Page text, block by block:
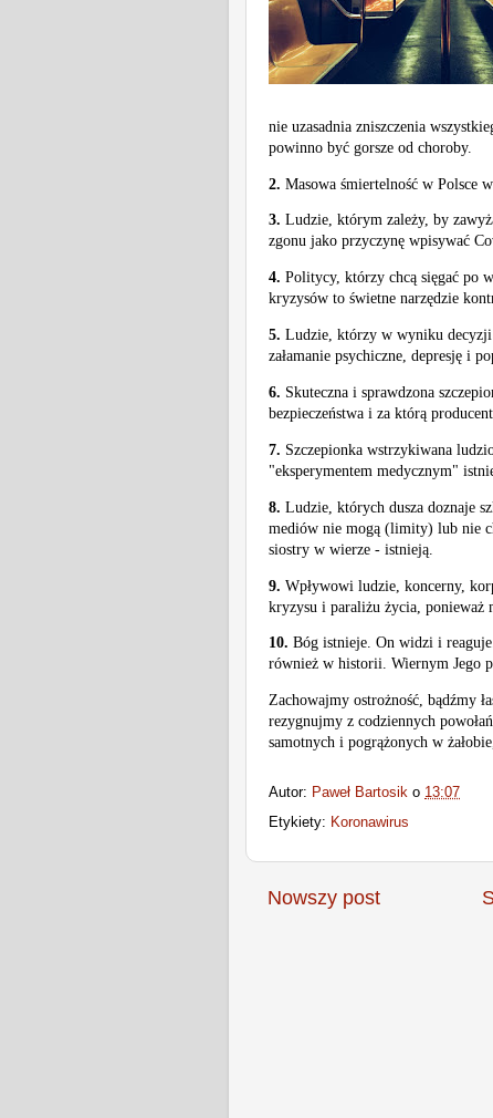
nie uzasadnia zniszczenia
powinno być gorsze od choroby.
2. Masowa śmiertelność w Polsce
3. Ludzie, którym zależy, by
zgonu jako przyczynę wpisywać
4. Politycy, którzy chcą sięgać po
kryzysów to świetne narzędzie
5. Ludzie, którzy w wyniku
załamanie psychiczne, depresję i
6. Skuteczna i sprawdzona
bezpieczeństwa i za którą
7. Szczepionka wstrzykiwana
"eksperymentem medycznym"
8. Ludzie, których dusza doznaje
mediów nie mogą (limity) lub nie
siostry w wierze - istnieją.
9. Wpływowi ludzie, koncerny,
kryzysu i paraliżu życia, ponieważ
10. Bóg istnieje. On widzi i
również w historii. Wiernym Jego
Zachowajmy ostrożność, bądźmy
rezygnujmy z codziennych
samotnych i pogrążonych w
Autor: Paweł Bartosik o 13:07
Etykiety: Koronawirus
Nowszy post